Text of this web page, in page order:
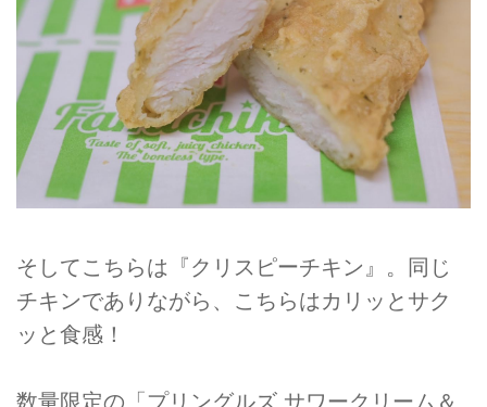
そしてこちらは『クリスピーチキン』。同じ
チキンでありながら、こちらはカリッとサク
ッと食感！
数量限定の「プリングルズ サワークリーム＆